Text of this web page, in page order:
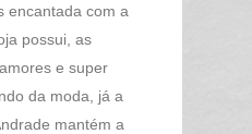
encantada com a
possui, as
e super
da moda, já a
mantém a